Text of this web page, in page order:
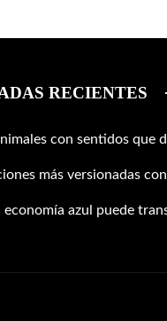
RECIENTES
con sentidos que
más versionadas
economía azul puede